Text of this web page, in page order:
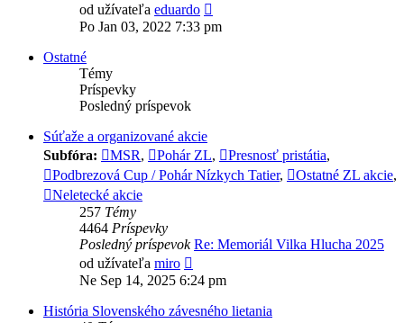
od užívateľa eduardo
posledný
Po Jan 03, 2022 7:33 pm
Ostatné
Témy
Príspevky
Posledný príspevok
Súťaže a organizované akcie
Subfóra:
MSR, Pohár ZL, Presnosť pristátia,
Podbrezová Cup / Pohár Nízkych Tatier, Ostatné ZL akcie,
Neletecké akcie
257 Témy
4464 Príspevky
Posledný príspevok Re: Memoriál Vilka Hlucha 2025
od užívateľa miro
posledný
príspevok
Ne Sep 14, 2025 6:24 pm
História Slovenského závesného lietania